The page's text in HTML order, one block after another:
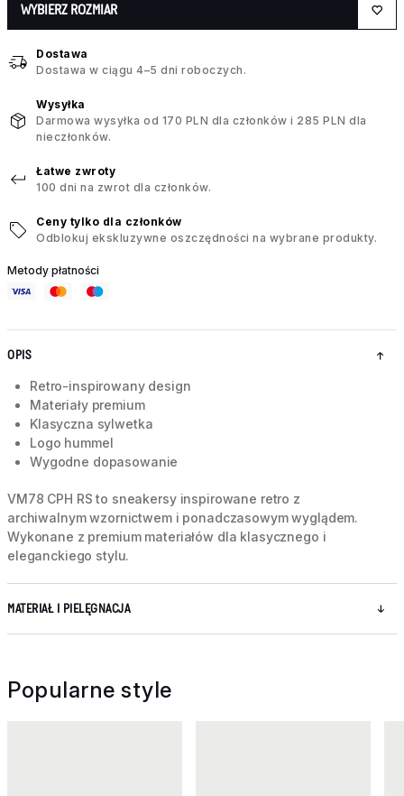
WYBIERZ ROZMIAR
Dostawa
Dostawa w ciągu 4–5 dni roboczych.
Wysyłka
Darmowa wysyłka od 170 PLN dla członków i 285 PLN dla
nieczłonków.
Łatwe zwroty
100 dni na zwrot dla członków.
Ceny tylko dla członków
Odblokuj ekskluzywne oszczędności na wybrane produkty.
Metody płatności
OPIS
Retro-inspirowany design
Materiały premium
Klasyczna sylwetka
Logo hummel
Wygodne dopasowanie
VM78 CPH RS to sneakersy inspirowane retro z
archiwalnym wzornictwem i ponadczasowym wyglądem.
Wykonane z premium materiałów dla klasycznego i
eleganckiego stylu.
MATERIAŁ I PIELĘGNACJA
Popularne style